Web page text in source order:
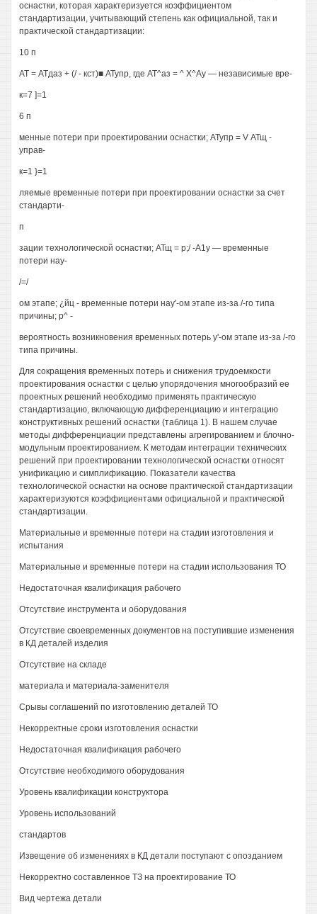
оснастки, которая характеризуется коэффициентом
стандартизации, учитывающий степень как официальной, так и
практической стандартизации:
10 п
АТ = АТдаз + (/ - кст)■ АТупр, где АТ^аз = ^ Х^Ау — независимые вре-
к=7 ]=1
6 п
менные потери при проектировании оснастки; АТупр = V АТщ -
управ-
к=1 }=1
ляемые временные потери при проектировании оснастки за счет
стандарти-
п
зации технологической оснастки; АТщ = р;/ -А1у — временные
потери нау-
/=/
ом этапе; ¿йц - временные потери нау'-ом этапе из-за /-го типа
причины; р^ -
вероятность возникновения временных потерь у'-ом этапе из-за /-го
типа причины.
Для сокращения временных потерь и снижения трудоемкости
проектирования оснастки с целью упорядочения многообразий ее
проектных решений необходимо применять практическую
стандартизацию, включающую дифференциацию и интеграцию
конструктивных решений оснастки (таблица 1). В нашем случае
методы дифференциации представлены агрегированием и блочно-
модульным проектированием. К методам интеграции технических
решений при проектировании технологической оснастки относят
унификацию и симплификацию. Показатели качества
технологической оснастки на основе практической стандартизации
характеризуются коэффициентами официальной и практической
стандартизации.
Материальные и временные потери на стадии изготовления и
испытания
Материальные и временные потери на стадии использования ТО
Недостаточная квалификация рабочего
Отсутствие инструмента и оборудования
Отсутствие своевременных документов на поступившие изменения
в КД деталей изделия
Отсутствие на складе
материала и материала-заменителя
Срывы соглашений по изготовлению деталей ТО
Некорректные сроки изготовления оснастки
Недостаточная квалификация рабочего
Отсутствие необходимого оборудования
Уровень квалификации конструктора
Уровень использований
стандартов
Извещение об изменениях в КД детали поступают с опозданием
Некорректно составленное ТЗ на проектирование ТО
Вид чертежа детали